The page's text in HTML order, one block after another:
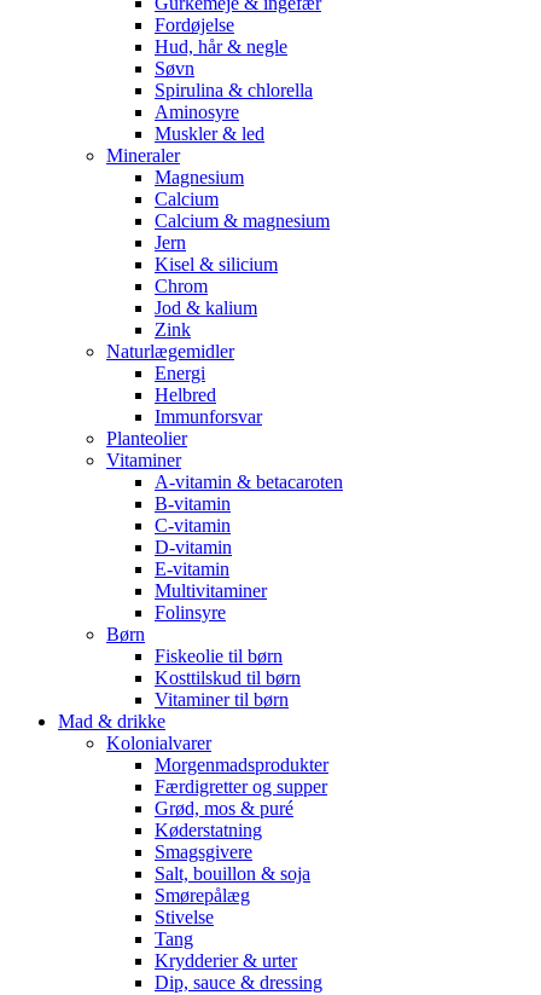
Fordøjelse
Hud, hår & negle
Søvn
Spirulina & chlorella
Aminosyre
Muskler & led
Mineraler
Magnesium
Calcium
Calcium & magnesium
Jern
Kisel & silicium
Chrom
Jod & kalium
Zink
Naturlægemidler
Energi
Helbred
Immunforsvar
Planteolier
Vitaminer
A-vitamin & betacaroten
B-vitamin
C-vitamin
D-vitamin
E-vitamin
Multivitaminer
Folinsyre
Børn
Fiskeolie til børn
Kosttilskud til børn
Vitaminer til børn
Mad & drikke
Kolonialvarer
Morgenmadsprodukter
Færdigretter og supper
Grød, mos & puré
Køderstatning
Smagsgivere
Salt, bouillon & soja
Smørepålæg
Stivelse
Tang
Krydderier & urter
Dip, sauce & dressing